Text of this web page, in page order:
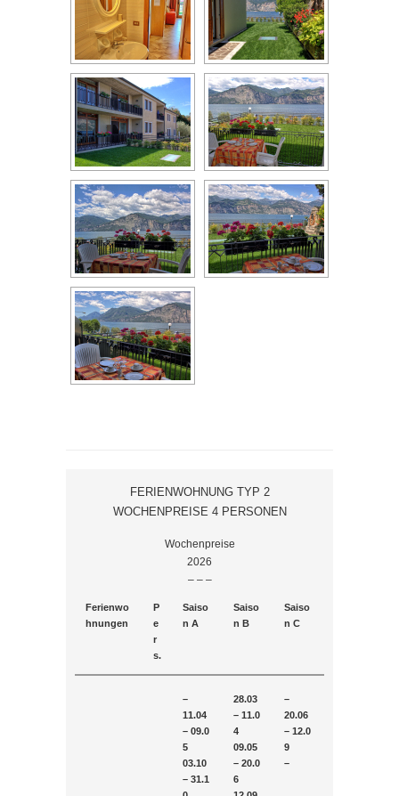
FERIENWOHNUNG TYP 2
WOCHENPREISE 4 PERSONEN
Wochenpreise
2026
– – –
Ferienwo
hnungen
P
e
r
s.
Saiso
n A
Saiso
n B
Saiso
n C
–
11.04
– 09.0
5
03.10
– 31.1
28.03
– 11.0
4
09.05
– 20.0
6
–
20.06
– 12.0
9
–